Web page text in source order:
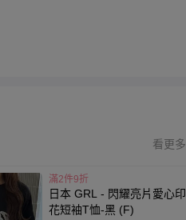
看更多
滿2件9折
日本 GRL - 閃耀亮片愛心印
花短袖T恤-黑 (F)